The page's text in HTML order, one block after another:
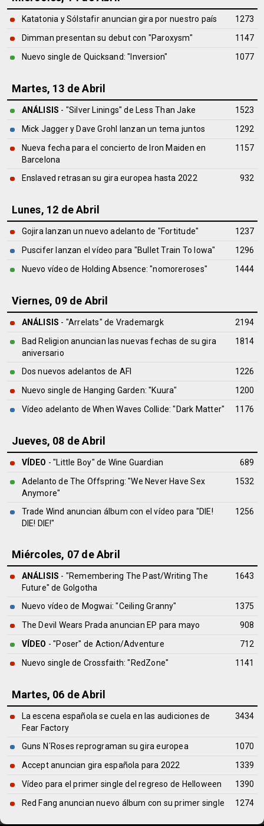
Katatonia y Sólstafir anuncian gira por nuestro país
1273
Dimman presentan su debut con "Paroxysm"
1147
Nuevo single de Quicksand: "Inversion"
1077
Martes, 13 de Abril
ANÁLISIS - "Silver Linings" de Less Than Jake
1523
Mick Jagger y Dave Grohl lanzan un tema juntos
1292
Nueva fecha para el concierto de Iron Maiden en
Barcelona
1157
Enslaved retrasan su gira europea hasta 2022 932
Lunes, 12 de Abril
Gojira lanzan un nuevo adelanto de "Fortitude"
1237
Puscifer lanzan el vídeo para "Bullet Train To Iowa"
1296
Nuevo vídeo de Holding Absence: "nomoreroses"
1444
Viernes, 09 de Abril
ANÁLISIS - "Arrelats" de Vrademargk
2194
Bad Religion anuncian las nuevas fechas de su gira
aniversario
1814
Dos nuevos adelantos de AFI
1226
Nuevo single de Hanging Garden: "Kuura"
1200
Vídeo adelanto de When Waves Collide: "Dark Matter"
1176
Jueves, 08 de Abril
VÍDEO - "Little Boy" de Wine Guardian
689
Adelanto de The Offspring: "We Never Have Sex
Anymore"
1532
Trade Wind anuncian álbum con el vídeo para "DIE!
DIE! DIE!"
1256
Miércoles, 07 de Abril
ANÁLISIS - "Remembering The Past/Writing The
Future" de Golgotha
1643
Nuevo vídeo de Mogwai: "Ceiling Granny"
1375
The Devil Wears Prada anuncian EP para mayo
908
VÍDEO - "Poser" de Action/Adventure
712
Nuevo single de Crossfaith: "RedZone"
1141
Martes, 06 de Abril
La escena española se cuela en las audiciones de
Fear Factory
3434
Guns N´Roses reprograman su gira europea
1070
Accept anuncian gira española para 2022
1339
Vídeo para el primer single del regreso de Helloween
1390
Red Fang anuncian nuevo álbum con su primer single
1274